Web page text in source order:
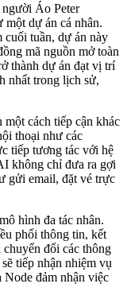
Áo Peter
một dự án cá nhân.
cuối tuần, dự án này
mã nguồn mở toàn
thành dự án đạt vị trí
nhất trong lịch sử,
cách tiếp cận khác
thoại như các
tiếp tương tác với hệ
không chỉ đưa ra gợi
gửi email, đặt vé trực
hình đa tác nhân.
phối thông tin, kết
đổi các thông
tiếp nhận nhiệm vụ
đảm nhận việc